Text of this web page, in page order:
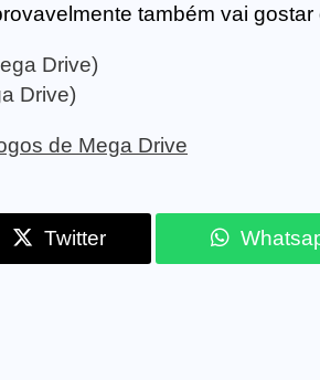
também vai gostar
Drive)
Drive)
de Mega Drive
Twitter